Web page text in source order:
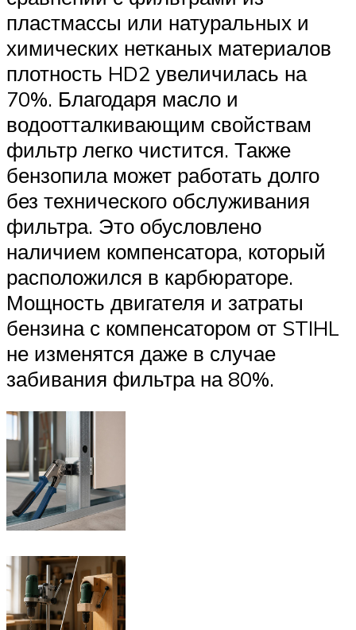
пластмассы или натуральных и
химических нетканых материалов
плотность HD2 увеличилась на
70%. Благодаря масло и
водоотталкивающим свойствам
фильтр легко чистится. Также
бензопила может работать долго
без технического обслуживания
фильтра. Это обусловлено
наличием компенсатора, который
расположился в карбюраторе.
Мощность двигателя и затраты
бензина с компенсатором от STIHL
не изменятся даже в случае
забивания фильтра на 80%.